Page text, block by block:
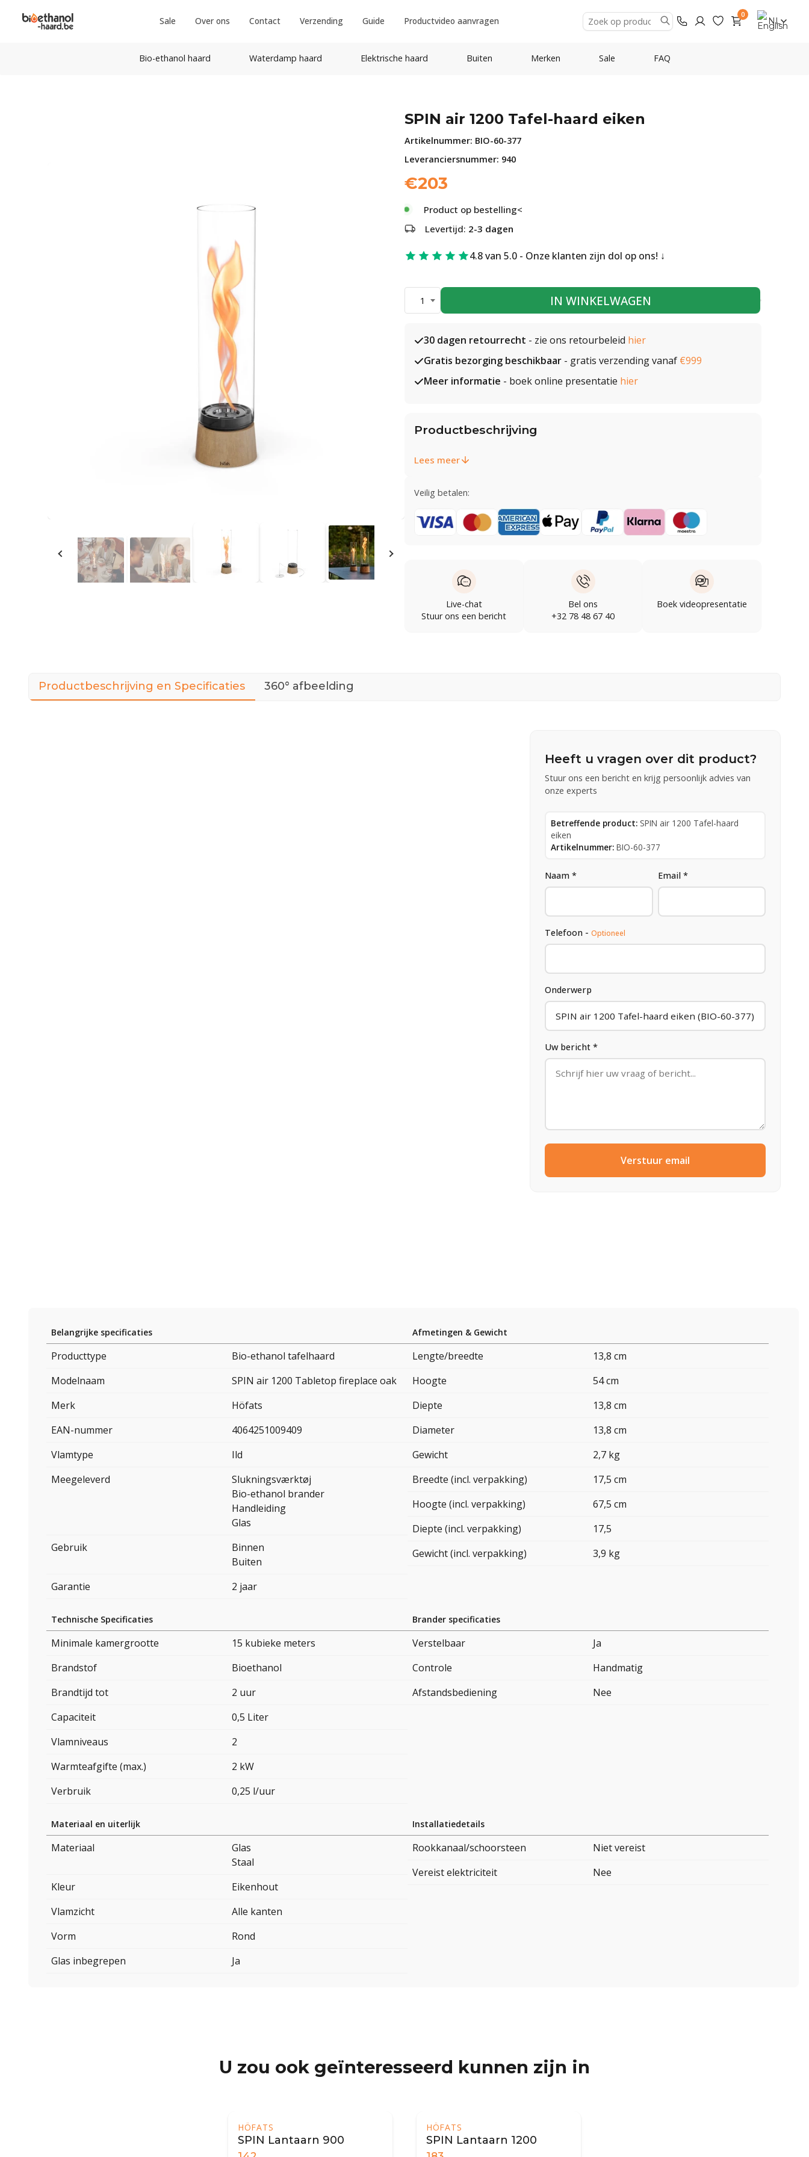
Sale Over ons Contact Verzending Guide Productvideo aanvragen
0
NL
Bio-ethanol haard Waterdamp haard Elektrische haard Buiten Merken Sale FAQ
SPIN air 1200 Tafel-haard eiken
Artikelnummer: BIO-60-377
Leveranciersnummer: 940
€203
Product op bestelling<
Levertijd: 2-3 dagen
4.8 van 5.0 - Onze klanten zijn dol op ons!
1 IN WINKELWAGEN
30 dagen retourrecht - zie ons retourbeleid hier
Gratis bezorging beschikbaar - gratis verzending vanaf €999
Meer informatie - boek online presentatie hier
Productbeschrijving
Lees meer
Veilig betalen:
Live-chat
Stuur ons een bericht
Bel ons
+32 78 48 67 40
Boek videopresentatie
Productbeschrijving en Specificaties 360° afbeelding
Heeft u vragen over dit product?
Stuur ons een bericht en krijg persoonlijk advies van
onze experts
Betreffende product: SPIN air 1200 Tafel-haard
eiken
Artikelnummer: BIO-60-377
Naam * Email *
Telefoon -Optioneel
Onderwerp
Uw bericht *
Verstuur email
Belangrijke specificaties
Producttype
Bio-ethanol tafelhaard
Modelnaam
SPIN air 1200 Tabletop fireplace oak
Merk
Höfats
EAN-nummer
4064251009409
Vlamtype
Ild
Meegeleverd
Slukningsværktøj
Bio-ethanol brander
Handleiding
Glas
Gebruik
Binnen
Buiten
Garantie
2 jaar
Afmetingen & Gewicht
Lengte/breedte
13,8 cm
Hoogte
54 cm
Diepte
13,8 cm
Diameter
13,8 cm
Gewicht
2,7 kg
Breedte (incl. verpakking)
17,5 cm
Hoogte (incl. verpakking)
67,5 cm
Diepte (incl. verpakking)
17,5
Gewicht (incl. verpakking)
3,9 kg
Technische Specificaties
Minimale kamergrootte
15 kubieke meters
Brandstof
Bioethanol
Brandtijd tot
2 uur
Capaciteit
0,5 Liter
Vlamniveaus
2
Warmteafgifte (max.)
2 kW
Verbruik
0,25 l/uur
Brander specificaties
Verstelbaar
Ja
Controle
Handmatig
Afstandsbediening
Nee
Materiaal en uiterlijk
Materiaal
Glas
Staal
Kleur
Eikenhout
Vlamzicht
Alle kanten
Vorm
Rond
Glas inbegrepen
Ja
Installatiedetails
Rookkanaal/schoorsteen
Niet vereist
Vereist elektriciteit
Nee
U zou ook geïnteresseerd kunnen zijn in
HÖFATS
SPIN Lantaarn 900
HÖFATS
SPIN Lantaarn 1200